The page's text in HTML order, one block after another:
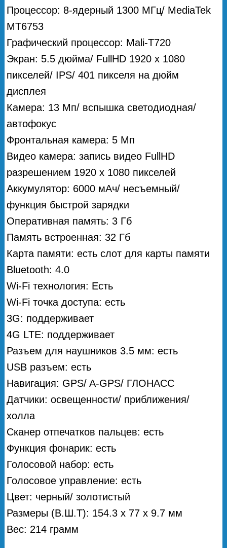
Процессор: 8-ядерный 1300 МГц/ MediaTek
MT6753
Графический процессор: Mali-T720
Экран: 5.5 дюйма/ FullHD 1920 х 1080
пикселей/ IPS/ 401 пикселя на дюйм
дисплея
Камера: 13 Мп/ вспышка светодиодная/
автофокус
Фронтальная камера: 5 Мп
Видео камера: запись видео FullHD
разрешением 1920 х 1080 пикселей
Аккумулятор: 6000 мАч/ несъемный/
функция быстрой зарядки
Оперативная память: 3 Гб
Память встроенная: 32 Гб
Карта памяти: есть слот для карты памяти
Bluetooth: 4.0
Wi-Fi технология: Есть
Wi-Fi точка доступа: есть
3G: поддерживает
4G LTE: поддерживает
Разъем для наушников 3.5 мм: есть
USB разъем: есть
Навигация: GPS/ A-GPS/ ГЛОНАСС
Датчики: освещенности/ приближения/
холла
Сканер отпечатков пальцев: есть
Функция фонарик: есть
Голосовой набор: есть
Голосовое управление: есть
Цвет: черный/ золотистый
Размеры (В.Ш.Т): 154.3 x 77 x 9.7 мм
Вес: 214 грамм